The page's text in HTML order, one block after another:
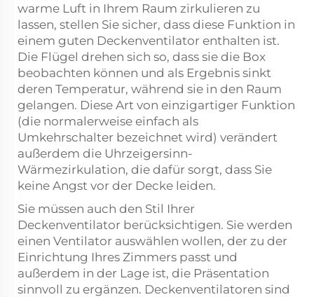
warme Luft in Ihrem Raum zirkulieren zu
lassen, stellen Sie sicher, dass diese Funktion in
einem guten Deckenventilator enthalten ist.
Die Flügel drehen sich so, dass sie die Box
beobachten können und als Ergebnis sinkt
deren Temperatur, während sie in den Raum
gelangen. Diese Art von einzigartiger Funktion
(die normalerweise einfach als
Umkehrschalter bezeichnet wird) verändert
außerdem die Uhrzeigersinn-
Wärmezirkulation, die dafür sorgt, dass Sie
keine Angst vor der Decke leiden.
Sie müssen auch den Stil Ihrer
Deckenventilator berücksichtigen. Sie werden
einen Ventilator auswählen wollen, der zu der
Einrichtung Ihres Zimmers passt und
außerdem in der Lage ist, die Präsentation
sinnvoll zu ergänzen. Deckenventilatoren sind